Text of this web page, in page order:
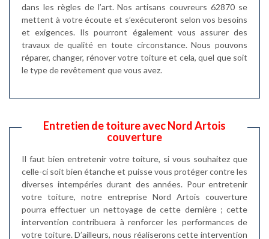
dans les règles de l’art. Nos artisans couvreurs 62870 se
mettent à votre écoute et s’exécuteront selon vos besoins
et exigences. Ils pourront également vous assurer des
travaux de qualité en toute circonstance. Nous pouvons
réparer, changer, rénover votre toiture et cela, quel que soit
le type de revêtement que vous avez.
Entretien de toiture avec Nord Artois
couverture
Il faut bien entretenir votre toiture, si vous souhaitez que
celle-ci soit bien étanche et puisse vous protéger contre les
diverses intempéries durant des années. Pour entretenir
votre toiture, notre entreprise Nord Artois couverture
pourra effectuer un nettoyage de cette dernière ; cette
intervention contribuera à renforcer les performances de
votre toiture. D’ailleurs, nous réaliserons cette intervention